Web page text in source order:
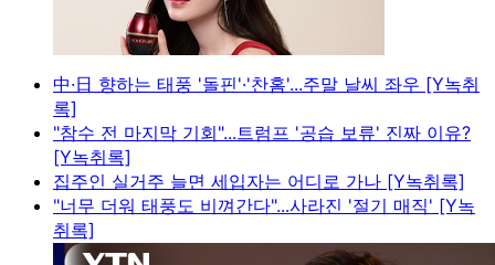
中·日 향하는 태풍 '돌핀'·'찬홈'...주말 날씨 좌우 [Y녹취
록]
"참수 전 마지막 기회"...트럼프 '공습 보류' 진짜 이유?
[Y녹취록]
집주인 실거주 늘면 세입자는 어디로 가나 [Y녹취록]
"너무 더워 태풍도 비껴간다"...사라진 '절기 매직' [Y녹
취록]